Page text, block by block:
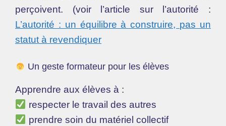
perçoivent. (voir l’article sur l’autorité :
L’autorité : un équilibre à construire, pas un
statut à revendiquer
Un geste formateur pour les élèves
Apprendre aux élèves à :
respecter le travail des autres
prendre soin du matériel collectif